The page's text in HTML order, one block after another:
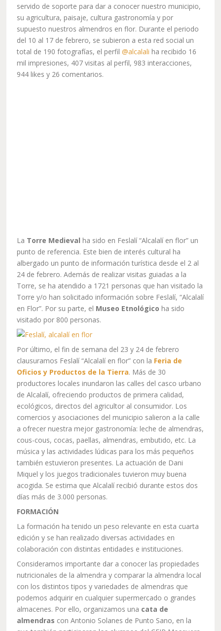
servido de soporte para dar a conocer nuestro municipio,
su agricultura, paisaje, cultura gastronomía y por
supuesto nuestros almendros en flor. Durante el periodo
del 10 al 17 de febrero, se subieron a esta red social un
total de 190 fotografías, el perfil@alcalali ha recibido 16
mil impresiones, 407 visitas al perfil, 983 interacciones,
944 likes y 26 comentarios.
La Torre Medieval ha sido en Feslalí “Alcalalí en flor” un
punto de referencia. Este bien de interés cultural ha
albergado un punto de información turística desde el 2 al
24 de febrero. Además de realizar visitas guiadas a la
Torre, se ha atendido a 1721 personas que han visitado la
Torre y/o han solicitado información sobre Feslalí, “Alcalalí
en Flor”. Por su parte, el Museo Etnológico ha sido
visitado por 800 personas.
Por último, el fin de semana del 23 y 24 de febrero
clausuramos Feslalí “Alcalalí en flor” con la Feria de
Oficios y Productos de la Tierra. Más de 30
productores locales inundaron las calles del casco urbano
de Alcalalí, ofreciendo productos de primera calidad,
ecológicos, directos del agricultor al consumidor. Los
comercios y asociaciones del municipio salieron a la calle
a ofrecer nuestra mejor gastronomía: leche de almendras,
cous-cous, cocas, paellas, almendras, embutido, etc. La
música y las actividades lúdicas para los más pequeños
también estuvieron presentes. La actuación de Dani
Miquel y los juegos tradicionales tuvieron muy buena
acogida. Se estima que Alcalalí recibió durante estos dos
días más de 3.000 personas.
FORMACIÓN
La formación ha tenido un peso relevante en esta cuarta
edición y se han realizado diversas actividades en
colaboración con distintas entidades e instituciones.
Consideramos importante dar a conocer las propiedades
nutricionales de la almendra y comparar la almendra local
con los distintos tipos y variedades de almendras que
podemos adquirir en cualquier supermercado o grandes
almacenes. Por ello, organizamos una cata de
almendras con Antonio Solanes de Punto Sano, en la